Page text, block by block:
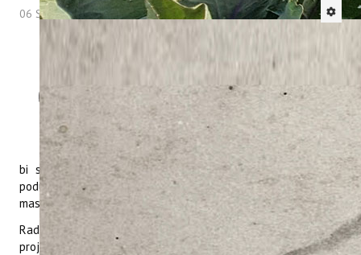
06 Svibanj 2026 Hitova: 348
U sklopu projekta CIRCOLIVE
travnja 2026. godine u Vodnjanu
održana je radionica namijenjena
zaposlenicima i vlasnicima poduzeća
u sektoru maslinarstva i maslinovog
ulja. Cilj radionice bio je predstaviti
edukativne programe razvijene kako
bi se ojačale kompetencije u području kružne ekonomije,
poduzetništva i primjene suvremenih tehnologija u proizvodnji
maslinovog ulja.
Radionicu je otvorila dr. sc. Karolina Brkić Bubola, voditeljica
projekta u Institutu, koja je sudionicima predstavila glavne